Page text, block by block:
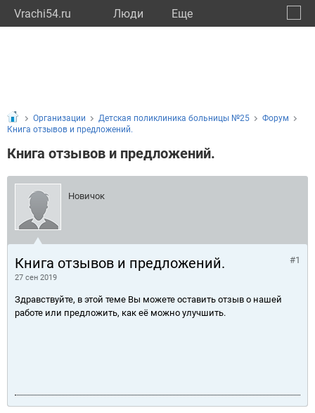
Vrachi54.ru Люди Eще
Организации Детская поликлиника больницы №25
Форум
Книга отзывов и предложений.
Книга отзывов и предложений.
Новичок
Книга отзывов и предложений.
27 сен 2019
#1
Здравствуйте, в этой теме Вы можете оставить отзыв о нашей
работе или предложить, как её можно улучшить.